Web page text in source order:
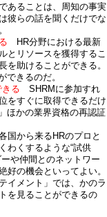
あることは、周知の事実
彼らの話を聞くだけでな
HR分野における最新
とリソースを獲得するこ
を助けることができる。
できるのだ。
る SHRMに参加すれ
をすぐに取得できるだけ
」ほかの業界資格の再認証
国から来るHRのプロと
わくするような“試供
や仲間とのネットワー
好の機会といってよい。
イメント」では、かのラ
を見ることができるの